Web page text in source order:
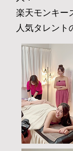
楽天モンキー
人気タレント